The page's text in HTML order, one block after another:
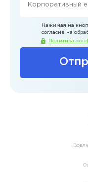
Нажимая на
согласие на
Политика